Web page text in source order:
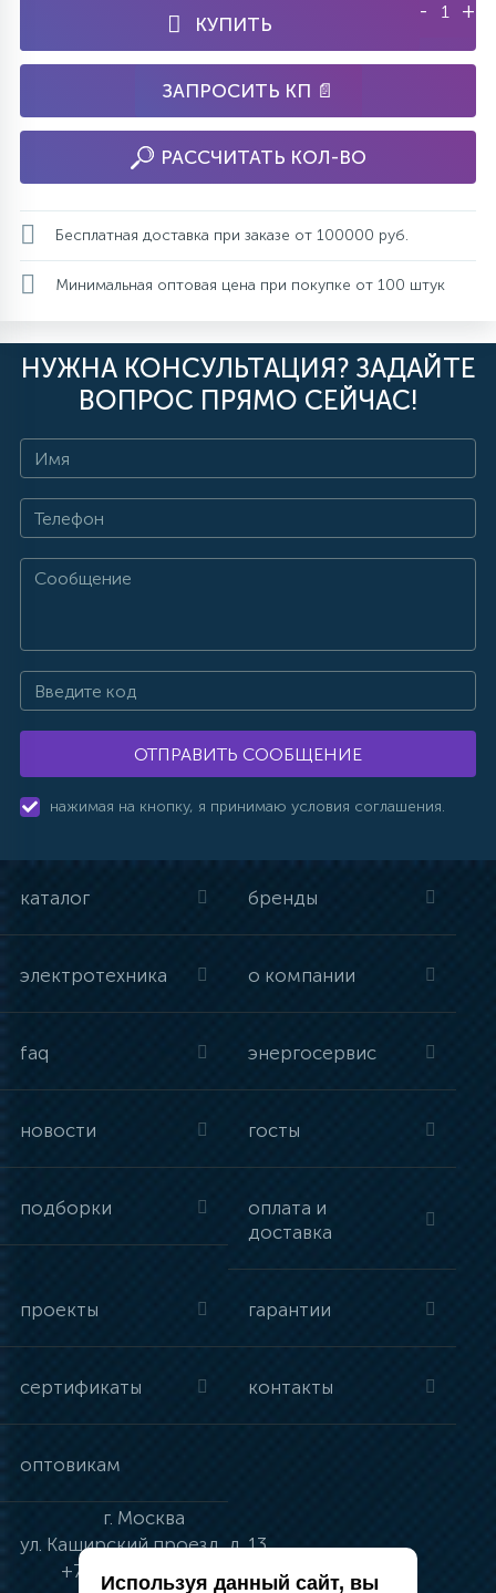
КУПИТЬ
- +
ЗАПРОСИТЬ КП 📄
РАССЧИТАТЬ КОЛ-ВО
Бесплатная доставка при заказе от 100000 руб.
Минимальная оптовая цена при покупке от 100 штук
НУЖНА КОНСУЛЬТАЦИЯ? ЗАДАЙТЕ
ВОПРОС ПРЯМО СЕЙЧАС!
ОТПРАВИТЬ СООБЩЕНИЕ
нажимая на кнопку, я принимаю условия соглашения.
каталог бренды
электротехника о компании
faq энергосервис
новости госты
подборки
оплата и
доставка
проекты гарантии
сертификаты контакты
оптовикам
г. Москва
ул. Каширский проезд, д. 13
+7 (495) 134-41-83
Используя данный сайт, вы